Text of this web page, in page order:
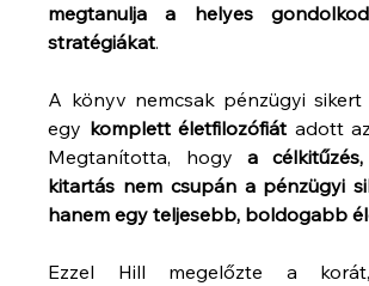
megtanulja a helyes
stratégiákat.
A könyv nemcsak pénzügyi sikert
egy komplett életfilozófiát adott
Megtanította, hogy a
kitartás nem csupán a pénzügyi
hanem egy teljesebb, boldogabb
Ezzel Hill megelőzte a